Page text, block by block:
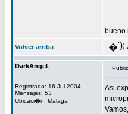
bueno
Volver arriba �');
DarkAngeL
Registrado: 16 Jul 2004
Mensajes: 53
Ubicaci�n: Malaga
Asi